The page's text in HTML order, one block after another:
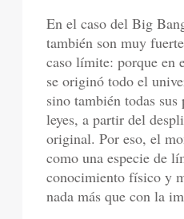
En el caso del Big
también son muy
caso límite: porque en
se originó todo el
sino también todas
leyes, a partir del
original. Por eso, el
como una especie de
conocimiento físico y
nada más que con la